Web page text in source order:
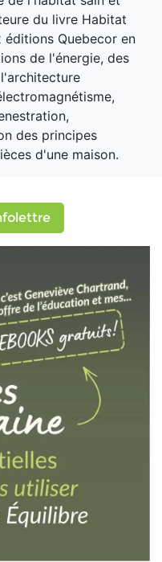
du livre Habitat
Quebecor en
de l'énergie, des
des principes
d'une maison.